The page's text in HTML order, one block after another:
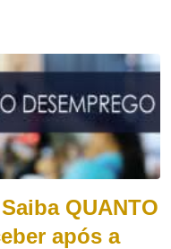
QUANTO
após a